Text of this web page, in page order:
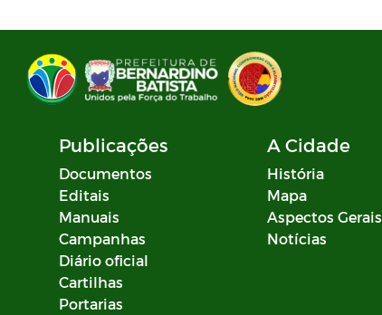
Publicações
Documentos
Editais
Manuais
Campanhas
Diário oficial
Cartilhas
Portarias
A Cidade
História
Mapa
Aspectos Gerais
Notícias